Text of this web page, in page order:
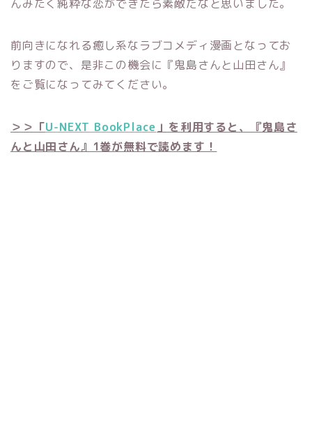
んみたく純粋な恋ができたら素敵だなと思いました。
前向きになれる癒し系なラブコメディ漫画となってお
りますので、是非この機会に『鬼島さんと山田さん』
をご覧になってみてください。
＞＞「U-NEXT BookPlace 」を利用すると、『鬼島さ
んと山田さん』1巻が無料で読めます！